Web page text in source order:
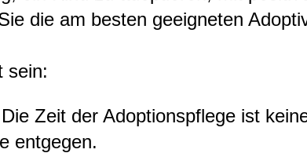
die am besten geeigneten
sein:
Die Zeit der Adoptionspflege ist
entgegen.